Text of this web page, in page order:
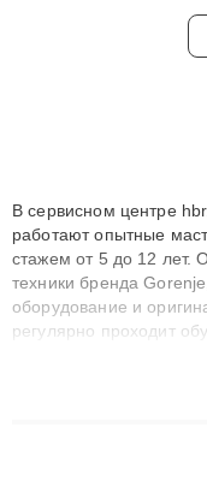
В сервисном центре
работают опытные
стажем от 5 до 12 лет.
техники бренда
оборудование и
регулярно проходит
технику с